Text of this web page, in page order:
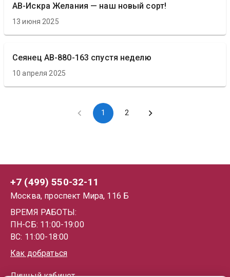
АВ-Искра Желания — наш новый сорт!
13 июня 2025
Сеянец АВ-880-163 спустя неделю
10 апреля 2025
1 2
+7 (499) 550-32-11
Москва, проспект Мира, 116 Б
ВРЕМЯ РАБОТЫ:
ПН-СБ: 11:00-19:00
ВС: 11:00-18:00
Как добраться